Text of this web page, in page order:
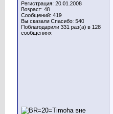
Регистрация: 20.01.2008
Возраст: 48
Сообщений: 419
Вы сказали Спасибо: 540
Поблагодарили 331 раз(а) в 128
сообщениях